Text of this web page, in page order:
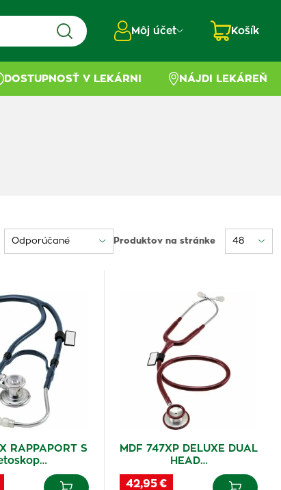
Môj účet Košík
DOSTUPNOSŤ V LEKÁRNI NÁJDI LEKÁREŇ
Produktov na stránke
RAPPAPORT S
MDF 747XP DELUXE DUAL
HEAD…
42,95 €